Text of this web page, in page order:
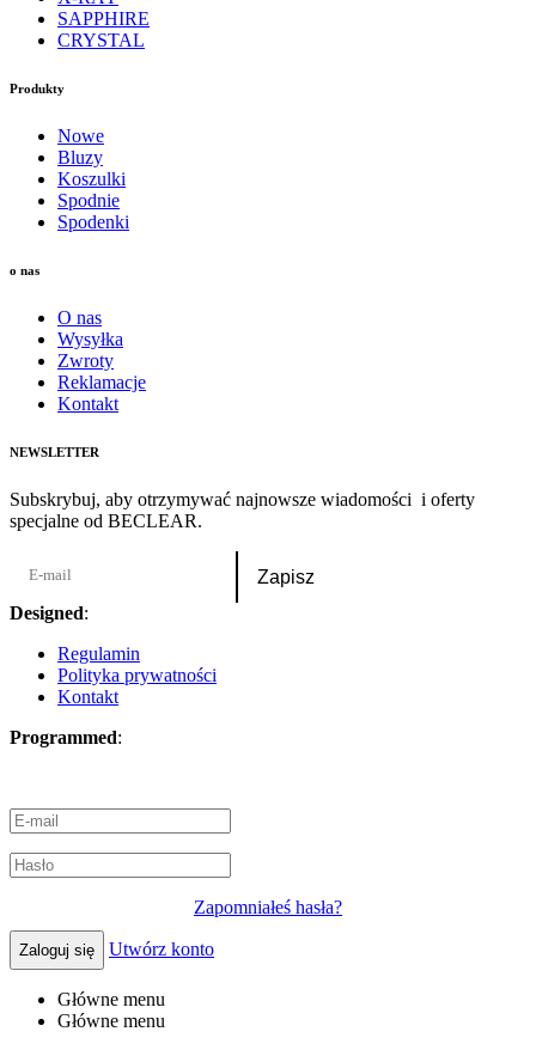
SAPPHIRE
CRYSTAL
Produkty
Nowe
Bluzy
Koszulki
Spodnie
Spodenki
o nas
O nas
Wysyłka
Zwroty
Reklamacje
Kontakt
NEWSLETTER
Subskrybuj, aby otrzymywać najnowsze wiadomości i oferty
specjalne od BECLEAR.
Designed:
Regulamin
Polityka prywatności
Kontakt
Programmed:
Zapomniałeś hasła?
Zaloguj się Utwórz konto
Główne menu
Główne menu